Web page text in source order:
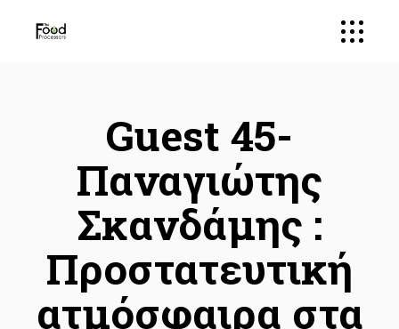
Guest 45-
Παναγιώτης
Σκανδάμης :
Προστατευτική
ατμόσφαιρα στα